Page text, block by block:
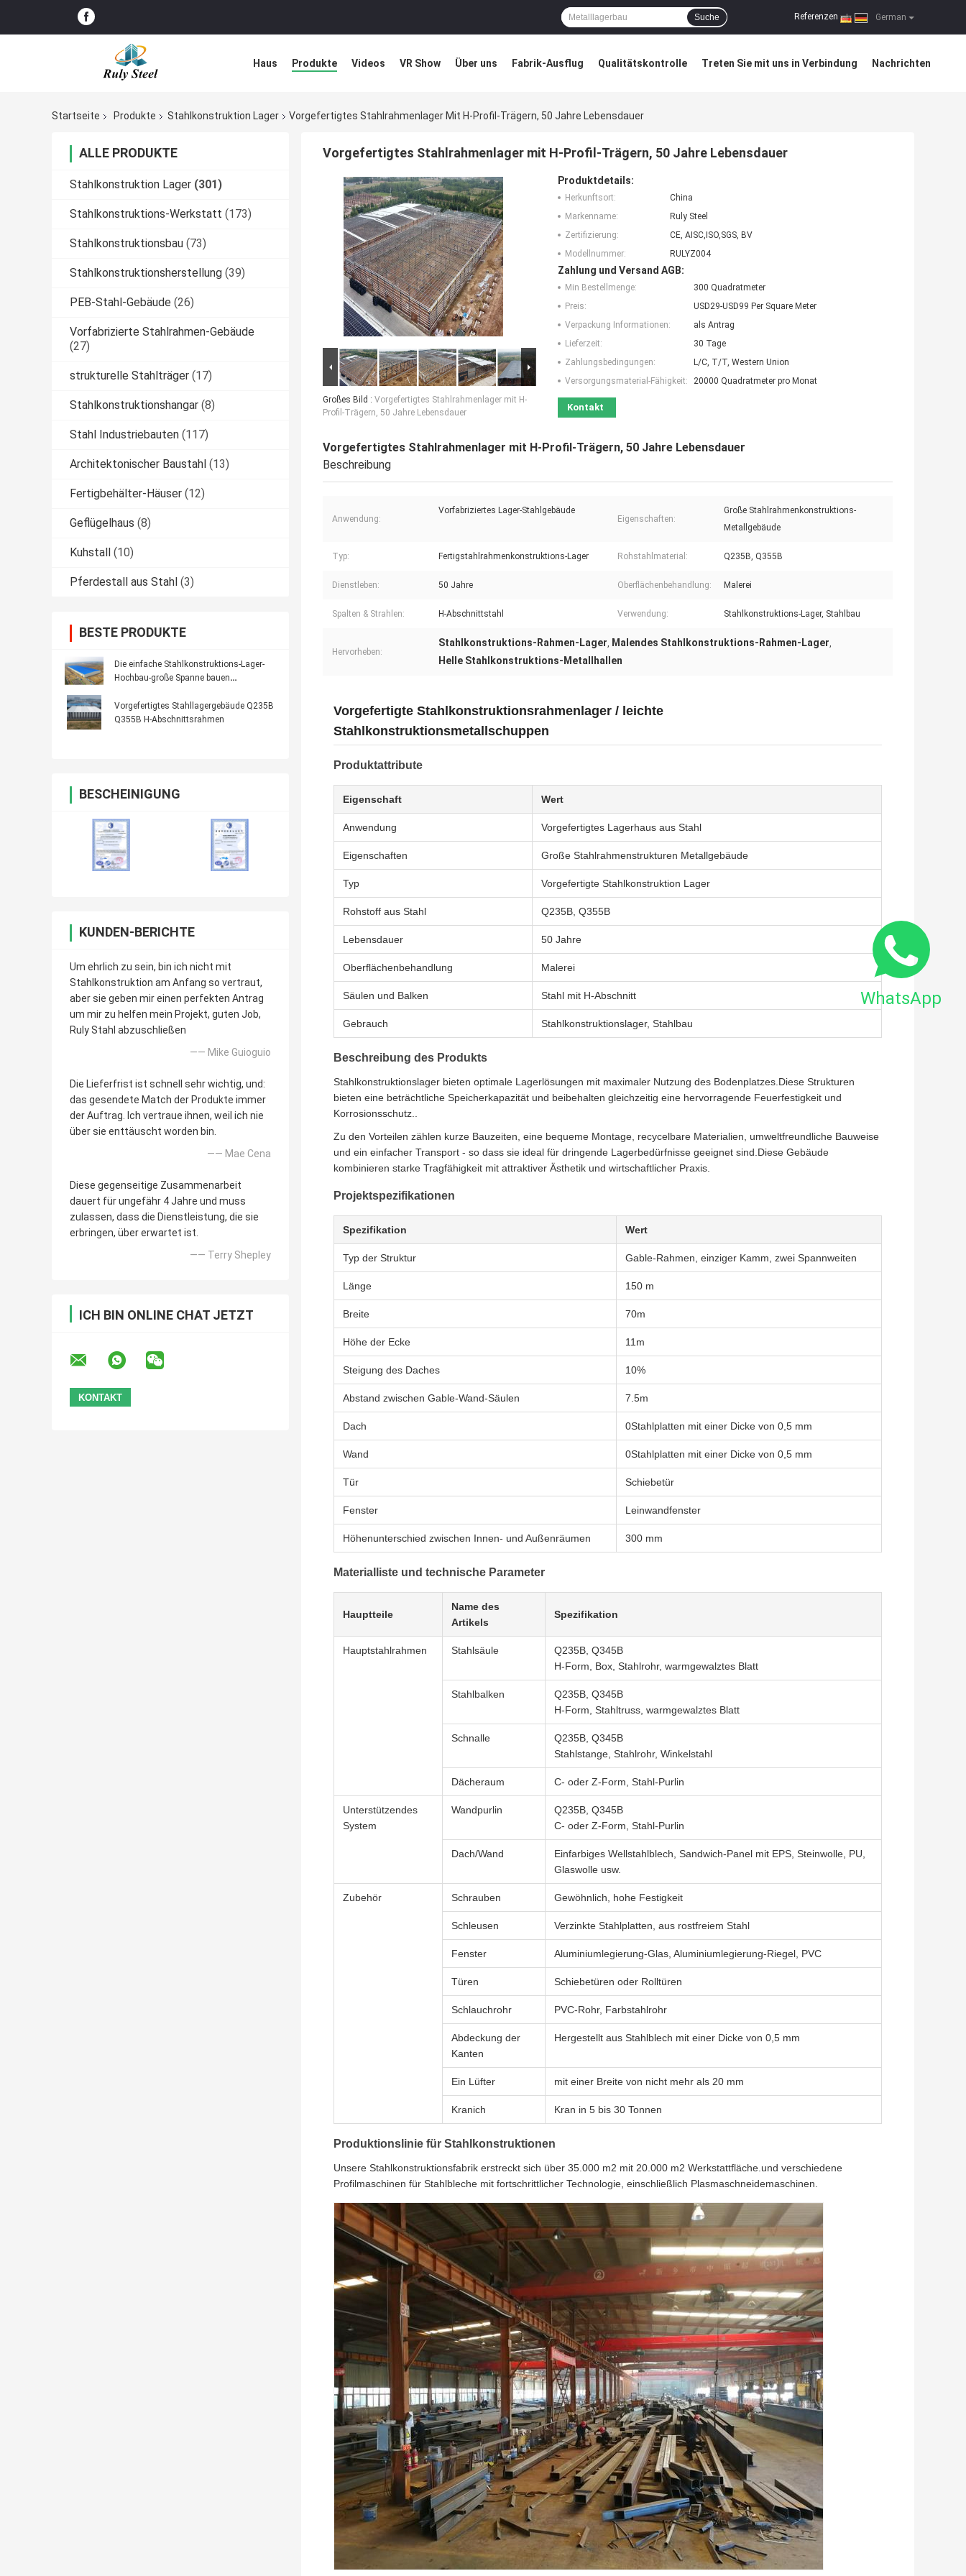
German
Referenzen |
Suche
Haus Produkte Videos VR Show Über uns Fabrik-Ausflug Qualitätskontrolle Treten Sie mit uns in Verbindung Nachrichten
Startseite
Produkte Stahlkonstruktion Lager Vorgefertigtes Stahlrahmenlager Mit H-Profil-Trägern, 50 Jahre Lebensdauer
ALLE PRODUKTE
Stahlkonstruktion Lager (301)
Stahlkonstruktions-Werkstatt (173)
Stahlkonstruktionsbau (73)
Stahlkonstruktionsherstellung (39)
PEB-Stahl-Gebäude (26)
Vorfabrizierte Stahlrahmen-Gebäude
(27)
strukturelle Stahlträger (17)
Stahlkonstruktionshangar (8)
Stahl Industriebauten (117)
Architektonischer Baustahl (13)
Fertigbehälter-Häuser (12)
Geflügelhaus (8)
Kuhstall (10)
Pferdestall aus Stahl (3)
BESTE PRODUKTE
Die einfache Stahlkonstruktions-Lager-
Hochbau-große Spanne bauen
Vorgefertigtes Stahllagergebäude Q235B
Q355B H-Abschnittsrahmen
BESCHEINIGUNG
KUNDEN-BERICHTE
Um ehrlich zu sein, bin ich nicht mit
Stahlkonstruktion am Anfang so vertraut,
aber sie geben mir einen perfekten Antrag
um mir zu helfen mein Projekt, guten Job,
Ruly Stahl abzuschließen
—— Mike Guioguio
Die Lieferfrist ist schnell sehr wichtig, und:
das gesendete Match der Produkte immer
der Auftrag. Ich vertraue ihnen, weil ich nie
über sie enttäuscht worden bin.
—— Mae Cena
Diese gegenseitige Zusammenarbeit
dauert für ungefähr 4 Jahre und muss
zulassen, dass die Dienstleistung, die sie
erbringen, über erwartet ist.
—— Terry Shepley
ICH BIN ONLINE CHAT JETZT
Vorgefertigtes Stahlrahmenlager mit H-Profil-Trägern, 50 Jahre Lebensdauer
Großes Bild : Vorgefertigtes Stahlrahmenlager mit H-
Profil-Trägern, 50 Jahre Lebensdauer
Produktdetails:
Herkunftsort:
China
Markenname:
Ruly Steel
Zertifizierung:
CE, AISC,ISO,SGS, BV
Modellnummer:
RULYZ004
Zahlung und Versand AGB:
Min Bestellmenge:
300 Quadratmeter
Preis:
USD29-USD99 Per Square Meter
Verpackung Informationen:
als Antrag
Lieferzeit:
30 Tage
Zahlungsbedingungen:
L/C, T/T, Western Union
Versorgungsmaterial-Fähigkeit:
20000 Quadratmeter pro Monat
Kontakt
Vorgefertigtes Stahlrahmenlager mit H-Profil-Trägern, 50 Jahre Lebensdauer
Beschreibung
Anwendung:
Vorfabriziertes Lager-Stahlgebäude
Eigenschaften:
Große Stahlrahmenkonstruktions-
Metallgebäude
Typ: Fertigstahlrahmenkonstruktions-Lager Rohstahlmaterial: Q235B, Q355B
Dienstleben: 50 Jahre Oberflächenbehandlung: Malerei
Spalten & Strahlen: H-Abschnittstahl Verwendung: Stahlkonstruktions-Lager, Stahlbau
Hervorheben:
Stahlkonstruktions-Rahmen-Lager, Malendes Stahlkonstruktions-Rahmen-Lager,
Helle Stahlkonstruktions-Metallhallen
Vorgefertigte Stahlkonstruktionsrahmenlager / leichte
Stahlkonstruktionsmetallschuppen
Produktattribute
Eigenschaft Wert
Anwendung Vorgefertigtes Lagerhaus aus Stahl
Eigenschaften Große Stahlrahmenstrukturen Metallgebäude
Typ Vorgefertigte Stahlkonstruktion Lager
Rohstoff aus Stahl Q235B, Q355B
Lebensdauer 50 Jahre
Oberflächenbehandlung Malerei
Säulen und Balken Stahl mit H-Abschnitt
Gebrauch Stahlkonstruktionslager, Stahlbau
Beschreibung des Produkts
Stahlkonstruktionslager bieten optimale Lagerlösungen mit maximaler Nutzung des Bodenplatzes.Diese Strukturen
bieten eine beträchtliche Speicherkapazität und beibehalten gleichzeitig eine hervorragende Feuerfestigkeit und
Korrosionsschutz..
Zu den Vorteilen zählen kurze Bauzeiten, eine bequeme Montage, recycelbare Materialien, umweltfreundliche Bauweise
und ein einfacher Transport - so dass sie ideal für dringende Lagerbedürfnisse geeignet sind.Diese Gebäude
kombinieren starke Tragfähigkeit mit attraktiver Ästhetik und wirtschaftlicher Praxis.
Projektspezifikationen
Spezifikation Wert
Typ der Struktur Gable-Rahmen, einziger Kamm, zwei Spannweiten
Länge 150 m
Breite 70m
Höhe der Ecke 11m
Steigung des Daches 10%
Abstand zwischen Gable-Wand-Säulen 7.5m
Dach 0Stahlplatten mit einer Dicke von 0,5 mm
Wand 0Stahlplatten mit einer Dicke von 0,5 mm
Tür Schiebetür
Fenster Leinwandfenster
Höhenunterschied zwischen Innen- und Außenräumen 300 mm
Materialliste und technische Parameter
Hauptteile
Name des
Artikels
Spezifikation
Hauptstahlrahmen Stahlsäule
Q235B, Q345B
H-Form, Box, Stahlrohr, warmgewalztes Blatt
Stahlbalken
Q235B, Q345B
H-Form, Stahltruss, warmgewalztes Blatt
Schnalle
Q235B, Q345B
Stahlstange, Stahlrohr, Winkelstahl
Dächeraum C- oder Z-Form, Stahl-Purlin
Unterstützendes
System
Wandpurlin
Q235B, Q345B
C- oder Z-Form, Stahl-Purlin
Dach/Wand
Einfarbiges Wellstahlblech, Sandwich-Panel mit EPS, Steinwolle, PU,
Glaswolle usw.
Zubehör Schrauben Gewöhnlich, hohe Festigkeit
Schleusen Verzinkte Stahlplatten, aus rostfreiem Stahl
Fenster Aluminiumlegierung-Glas, Aluminiumlegierung-Riegel, PVC
Türen Schiebetüren oder Rolltüren
Schlauchrohr PVC-Rohr, Farbstahlrohr
Abdeckung der
Kanten
Hergestellt aus Stahlblech mit einer Dicke von 0,5 mm
Ein Lüfter mit einer Breite von nicht mehr als 20 mm
Kranich Kran in 5 bis 30 Tonnen
Produktionslinie für Stahlkonstruktionen
Unsere Stahlkonstruktionsfabrik erstreckt sich über 35.000 m2 mit 20.000 m2 Werkstattfläche.und verschiedene
Profilmaschinen für Stahlbleche mit fortschrittlicher Technologie, einschließlich Plasmaschneidemaschinen.
WhatsApp